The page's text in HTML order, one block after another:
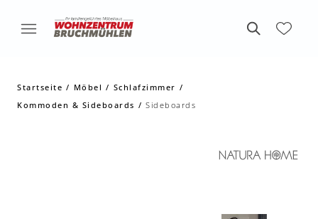
Startseite Möbel
Schlafzimmer
Kommoden & Sideboards
Sideboards